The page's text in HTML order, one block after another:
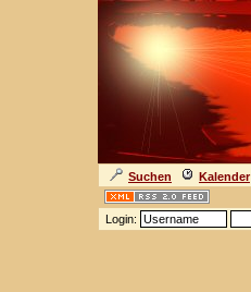
Suchen Kalender
Login: